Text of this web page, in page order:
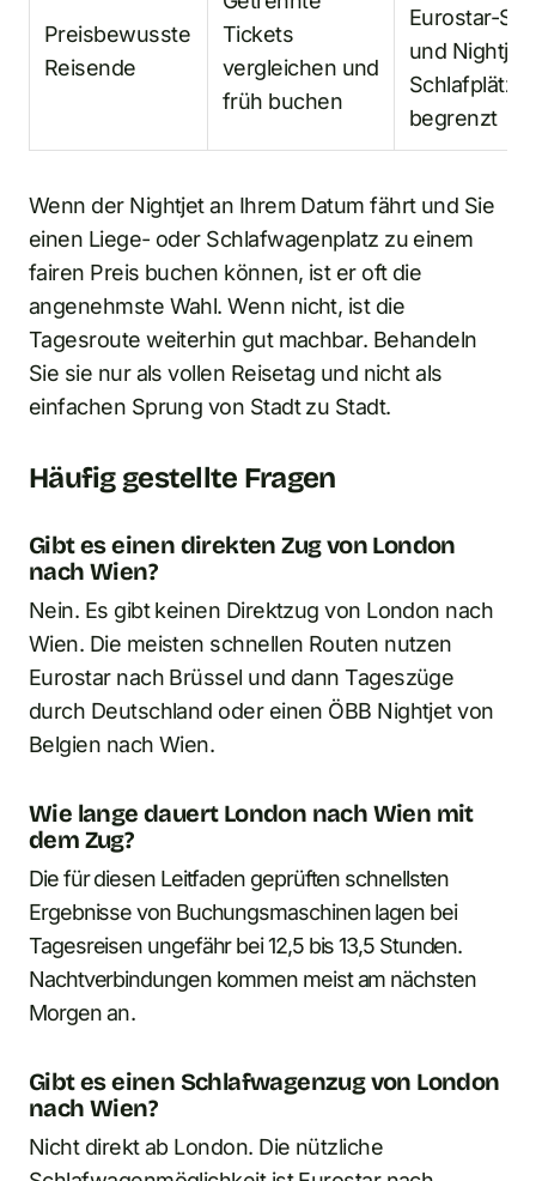
Preisbewusste
Reisende
Tickets
vergleichen und
früh buchen
Eurostar-
und Nightjet-
Schlafplätze
begrenzt
Wenn der Nightjet an Ihrem Datum fährt und Sie
einen Liege- oder Schlafwagenplatz zu einem
fairen Preis buchen können, ist er oft die
angenehmste Wahl. Wenn nicht, ist die
Tagesroute weiterhin gut machbar. Behandeln
Sie sie nur als vollen Reisetag und nicht als
einfachen Sprung von Stadt zu Stadt.
Häufig gestellte Fragen
Gibt es einen direkten Zug von London
nach Wien?
Nein. Es gibt keinen Direktzug von London nach
Wien. Die meisten schnellen Routen nutzen
Eurostar nach Brüssel und dann Tageszüge
durch Deutschland oder einen ÖBB Nightjet von
Belgien nach Wien.
Wie lange dauert London nach Wien mit
dem Zug?
Die für diesen Leitfaden geprüften schnellsten
Ergebnisse von Buchungsmaschinen lagen bei
Tagesreisen ungefähr bei 12,5 bis 13,5 Stunden.
Nachtverbindungen kommen meist am nächsten
Morgen an.
Gibt es einen Schlafwagenzug von London
nach Wien?
Nicht direkt ab London. Die nützliche